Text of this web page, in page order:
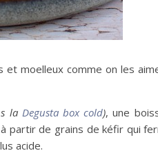
et moelleux comme on les
la Degusta box cold), une
partir de grains de kéfir qui
acide.